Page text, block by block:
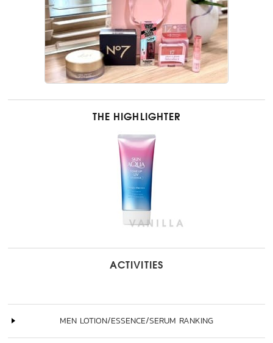
THE HIGHLIGHTER
ACTIVITIES
MEN LOTION/ESSENCE/SERUM RANKING